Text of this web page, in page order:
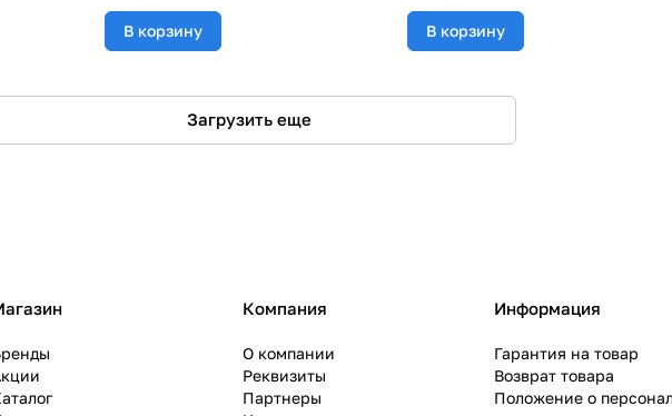
В корзину В корзину
Загрузить еще
Компания
О компании
Реквизиты
Партнеры
Информация
Гарантия на товар
Возврат товара
Положение о